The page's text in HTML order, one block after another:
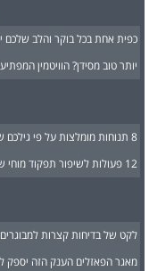
כפית אחת בכל בוקר והלב שלכם
יותר טוב מסידן? הוויטמין
8 תנוחות מומלצות על פי גילכם שכדאי לנסות כבר הלילה במיטה
12 פעולות לשיפור תפקוד מוחי שכדאי לכם לבצע, במיוחד את 6!
לקט של בדיחות קצרות
מאגר הפאזלים הענק הזה